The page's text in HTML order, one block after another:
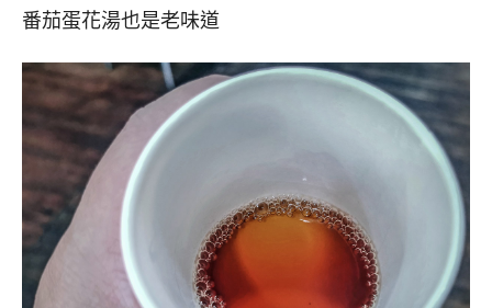
番茄蛋花湯也是老味道